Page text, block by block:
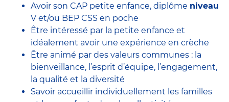
Avoir son CAP petite enfance, diplôme niveau
V et/ou BEP CSS en poche
Être intéressé par la petite enfance et
idéalement avoir une expérience en crèche
Être animé par des valeurs communes : la
bienveillance, l’esprit d’équipe, l’engagement,
la qualité et la diversité
Savoir accueillir individuellement les familles